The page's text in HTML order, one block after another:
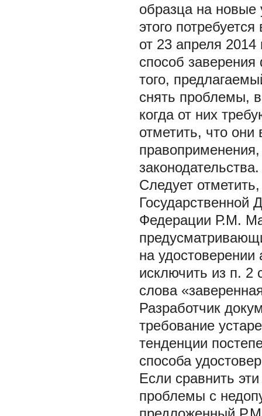
образца на
этого
от 23 апреля
способ
того,
снять проблемы,
когда от них
отметить, что
законодательства.
Следует
Государственной
Федерации Р.М.
на удостоверении
исключить из п. 2
слова
Разработчик
требование
тенденции
способа
Если сравнить
проблемы с